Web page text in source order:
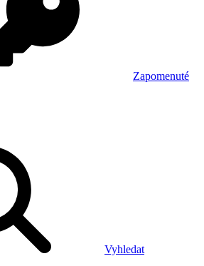
Zapomenuté
Vyhledat